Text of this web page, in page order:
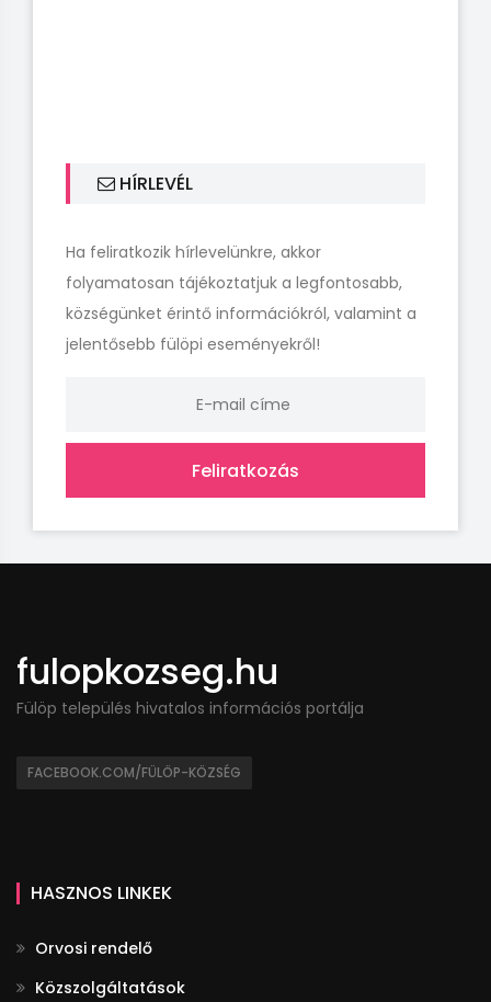
HÍRLEVÉL
Ha feliratkozik hírlevelünkre, akkor
folyamatosan tájékoztatjuk a legfontosabb,
községünket érintő információkról, valamint a
jelentősebb fülöpi eseményekről!
Feliratkozás
fulopkozseg.hu
Fülöp település hivatalos információs portálja
FACEBOOK.COM/FÜLÖP-KÖZSÉG
HASZNOS LINKEK
Orvosi rendelő
Közszolgáltatások